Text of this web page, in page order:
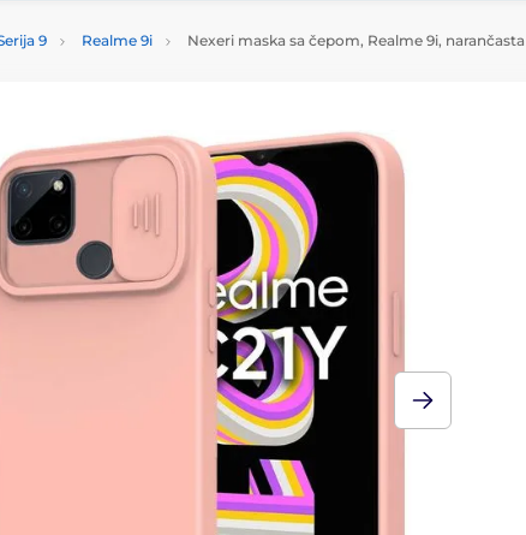
9 Realme 9i Nexeri maska sa čepom, Realme 9i, narančasta